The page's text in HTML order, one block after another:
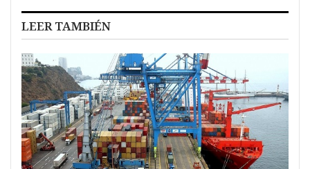
LEER TAMBIÉN